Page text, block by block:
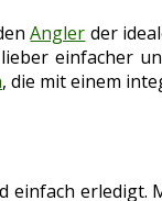
Angler der
einfacher
, die mit einem
einfach